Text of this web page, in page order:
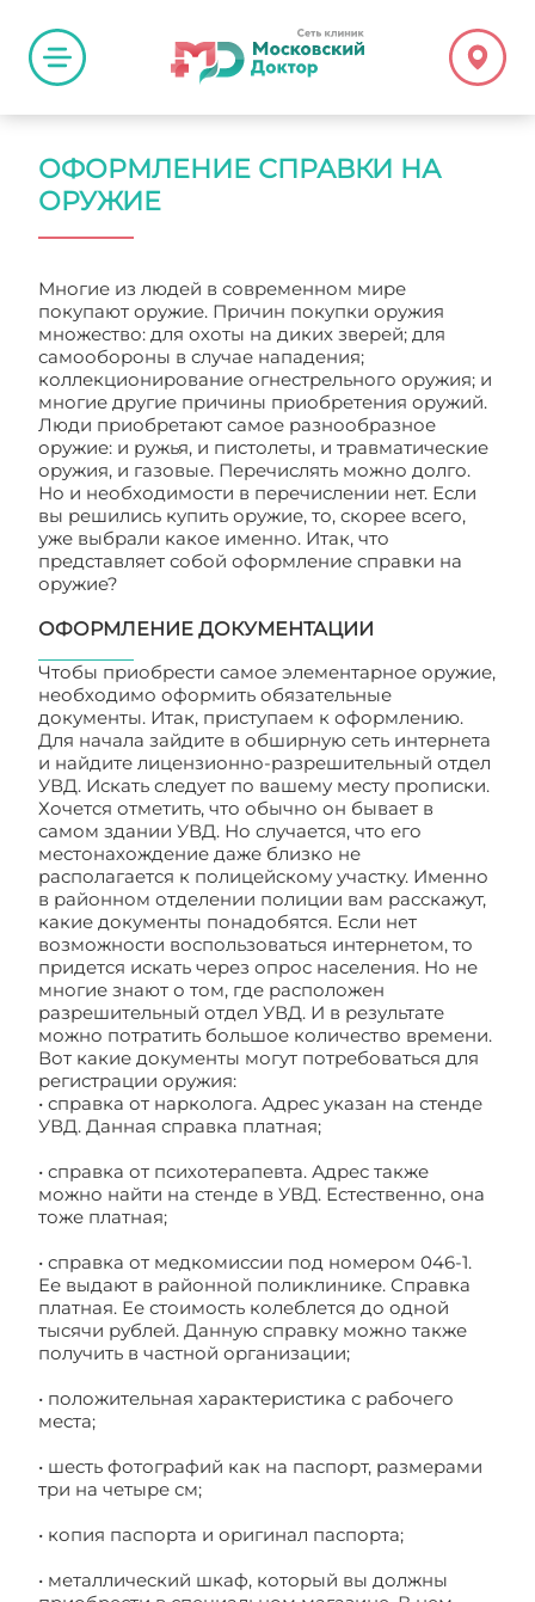
ОФОРМЛЕНИЕ СПРАВКИ НА
ОРУЖИЕ
Многие из людей в современном мире
покупают оружие. Причин покупки оружия
множество: для охоты на диких зверей; для
самообороны в случае нападения;
коллекционирование огнестрельного оружия; и
многие другие причины приобретения оружий.
Люди приобретают самое разнообразное
оружие: и ружья, и пистолеты, и травматические
оружия, и газовые. Перечислять можно долго.
Но и необходимости в перечислении нет. Если
вы решились купить оружие, то, скорее всего,
уже выбрали какое именно. Итак, что
представляет собой оформление справки на
оружие?
ОФОРМЛЕНИЕ ДОКУМЕНТАЦИИ
Чтобы приобрести самое элементарное оружие,
необходимо оформить обязательные
документы. Итак, приступаем к оформлению.
Для начала зайдите в обширную сеть интернета
и найдите лицензионно-разрешительный отдел
УВД. Искать следует по вашему месту прописки.
Хочется отметить, что обычно он бывает в
самом здании УВД. Но случается, что его
местонахождение даже близко не
располагается к полицейскому участку. Именно
в районном отделении полиции вам расскажут,
какие документы понадобятся. Если нет
возможности воспользоваться интернетом, то
придется искать через опрос населения. Но не
многие знают о том, где расположен
разрешительный отдел УВД. И в результате
можно потратить большое количество времени.
Вот какие документы могут потребоваться для
регистрации оружия:
• справка от нарколога. Адрес указан на стенде
УВД. Данная справка платная;
• справка от психотерапевта. Адрес также
можно найти на стенде в УВД. Естественно, она
тоже платная;
• справка от медкомиссии под номером 046-1.
Ее выдают в районной поликлинике. Справка
платная. Ее стоимость колеблется до одной
тысячи рублей. Данную справку можно также
получить в частной организации;
• положительная характеристика с рабочего
места;
• шесть фотографий как на паспорт, размерами
три на четыре см;
• копия паспорта и оригинал паспорта;
• металлический шкаф, который вы должны